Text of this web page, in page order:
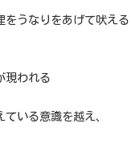
をうなりをあげて吠える
現われる
いる意識を越え、